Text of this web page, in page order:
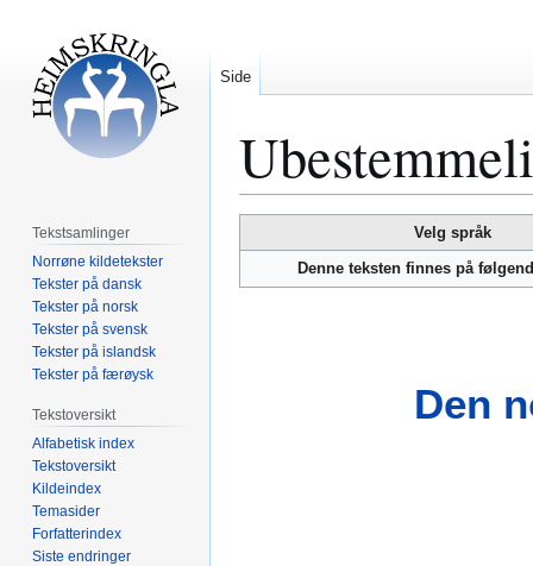
til
navigering
til
Velg språk
Denne teksten finnes på
Den
Side
Tekstsamlinger
Norrøne kildetekster
Tekster på dansk
Tekster på norsk
Tekster på svensk
Tekster på islandsk
Tekster på færøysk
Tekstoversikt
Alfabetisk index
Tekstoversikt
Kildeindex
Temasider
Forfatterindex
Siste endringer